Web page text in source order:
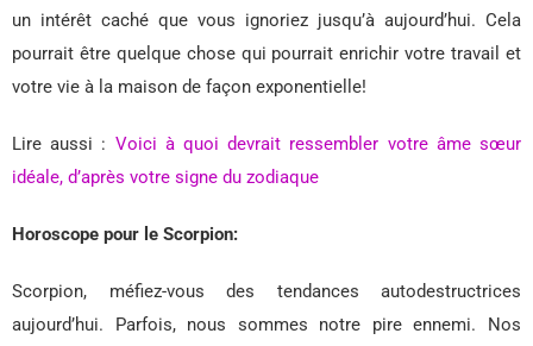
un intérêt caché que vous ignoriez jusqu’à aujourd’hui. Cela
pourrait être quelque chose qui pourrait enrichir votre travail et
votre vie à la maison de façon exponentielle!
Lire aussi : Voici à quoi devrait ressembler votre âme sœur
idéale, d’après votre signe du zodiaque
Horoscope pour le Scorpion:
Scorpion, méfiez-vous des tendances autodestructrices
aujourd’hui. Parfois, nous sommes notre pire ennemi. Nos